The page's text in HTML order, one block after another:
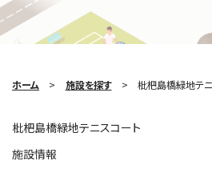
ホーム 施設を探す 枇杷島橋緑地テ
枇杷島橋緑地テニスコート
施設情報